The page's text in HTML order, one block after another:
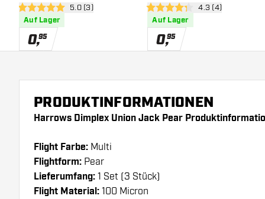
Bewertungsbereich öffnen
5 Bewertungssterne
5.0 (3)
Auf Lager
0,95
4.3 Bewertungssterne
4.3 (4)
Auf Lager
0,95
PRODUKTINFORMATIONEN
Harrows Dimplex Union Jack Pear
Flight Farbe: Multi
Flightform: Pear
Lieferumfang: 1 Set (3 Stück)
Flight Material: 100 Micron